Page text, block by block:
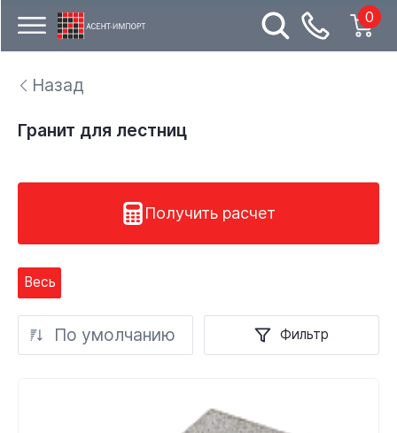
0
Назад
Гранит для лестниц
Получить расчет
Весь
По умолчанию Фильтр